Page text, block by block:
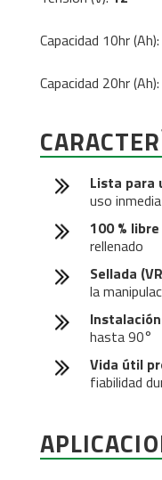
Capacidad 10hr (Ah):
Capacidad 20hr (Ah):
Lista para
uso
100 %
rellenado
Sellada
la
hasta 90°
Vida útil
fiabilidad